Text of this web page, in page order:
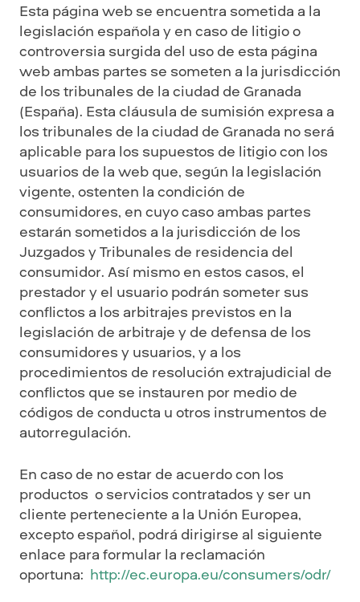
Esta página web se encuentra sometida a la
legislación española y en caso de litigio o
controversia surgida del uso de esta página
web ambas partes se someten a la jurisdicción
de los tribunales de la ciudad de Granada
(España). Esta cláusula de sumisión expresa a
los tribunales de la ciudad de Granada no será
aplicable para los supuestos de litigio con los
usuarios de la web que, según la legislación
vigente, ostenten la condición de
consumidores, en cuyo caso ambas partes
estarán sometidos a la jurisdicción de los
Juzgados y Tribunales de residencia del
consumidor. Así mismo en estos casos, el
prestador y el usuario podrán someter sus
conflictos a los arbitrajes previstos en la
legislación de arbitraje y de defensa de los
consumidores y usuarios, y a los
procedimientos de resolución extrajudicial de
conflictos que se instauren por medio de
códigos de conducta u otros instrumentos de
autorregulación.
En caso de no estar de acuerdo con los
productos o servicios contratados y ser un
cliente perteneciente a la Unión Europea,
excepto español, podrá dirigirse al siguiente
enlace para formular la reclamación
oportuna: http://ec.europa.eu/consumers/odr/